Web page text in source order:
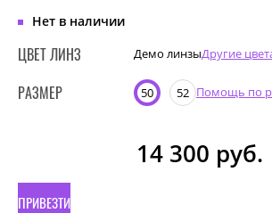
Нет в наличии
ЦВЕТ ЛИНЗ Демо линзыДругие
РАЗМЕР 50 52 Помощь по
14 300 руб.
ПРИВЕЗТИ